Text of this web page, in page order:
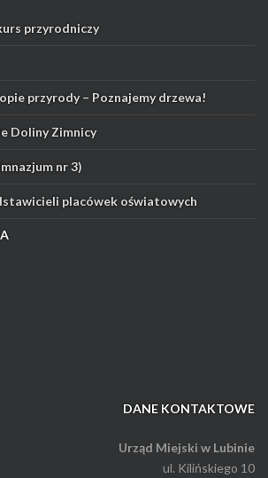
przyrodniczy
przyrody – Poznajemy drzewa!
Doliny Zimnicy
nr 3)
placówek oświatowych
DANE KONTAKTOWE
Urząd Miejski w Lubinie
ul. Kilińskiego 10